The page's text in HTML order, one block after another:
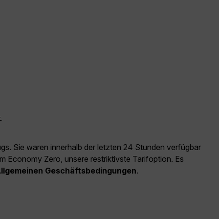
Sie waren innerhalb der letzten 24 Stunden verfügbar
Economy Zero, unsere restriktivste Tarifoption. Es
Geschäftsbedingungen.